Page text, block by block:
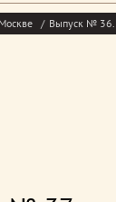
Выпуск № 36.